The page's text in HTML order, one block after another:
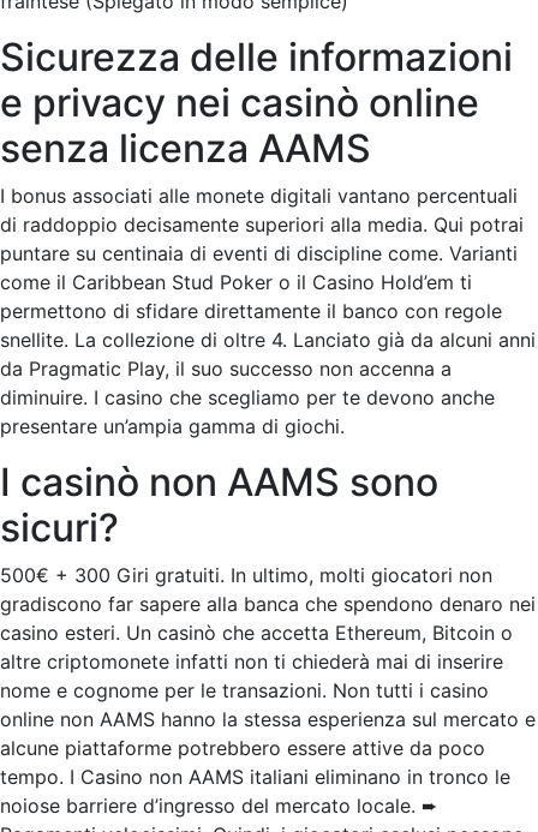
Sicurezza delle informazioni
e privacy nei casinò online
senza licenza AAMS
I bonus associati alle monete digitali vantano percentuali
di raddoppio decisamente superiori alla media. Qui potrai
puntare su centinaia di eventi di discipline come. Varianti
come il Caribbean Stud Poker o il Casino Hold’em ti
permettono di sfidare direttamente il banco con regole
snellite. La collezione di oltre 4. Lanciato già da alcuni anni
da Pragmatic Play, il suo successo non accenna a
diminuire. I casino che scegliamo per te devono anche
presentare un’ampia gamma di giochi.
I casinò non AAMS sono
sicuri?
500€ + 300 Giri gratuiti. In ultimo, molti giocatori non
gradiscono far sapere alla banca che spendono denaro nei
casino esteri. Un casinò che accetta Ethereum, Bitcoin o
altre criptomonete infatti non ti chiederà mai di inserire
nome e cognome per le transazioni. Non tutti i casino
online non AAMS hanno la stessa esperienza sul mercato e
alcune piattaforme potrebbero essere attive da poco
tempo. I Casino non AAMS italiani eliminano in tronco le
noiose barriere d’ingresso del mercato locale. ➨